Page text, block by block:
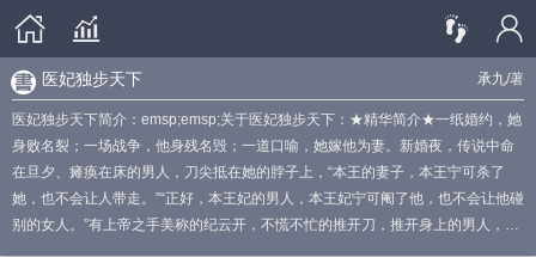
承九/著
医妃独步天下
医妃独步天下简介：emsp;emsp;关于医妃独步天下：★精华简介★一纸婚约，她
身败名裂；一场战争，他身残名毁；一道口喻，她嫁他为妻。新婚夜，传说中命
在旦夕、瘫痪在床的男人，刀尖抵在她的脖子上，“本王的妻子，本王宁可杀了
她，也不会让人带走。”“正好，本王妃的男人，本王妃宁可阉了他，也不会让他碰
别的女人。”有上帝之手美称的纪云开，不慌不忙的推开刀，推开身上的男人，却